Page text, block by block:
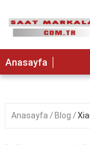
Anasayfa
Anasayfa Blog